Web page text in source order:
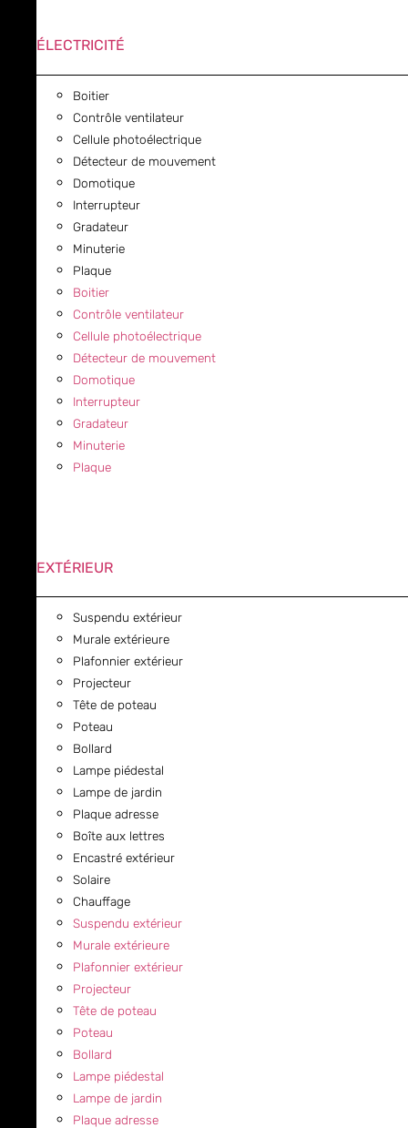
ÉLECTRICITÉ
Boitier
Contrôle ventilateur
Cellule photoélectrique
Détecteur de mouvement
Domotique
Interrupteur
Gradateur
Minuterie
Plaque
Boitier
Contrôle ventilateur
Cellule photoélectrique
Détecteur de mouvement
Domotique
Interrupteur
Gradateur
Minuterie
Plaque
EXTÉRIEUR
Suspendu extérieur
Murale extérieure
Plafonnier extérieur
Projecteur
Tête de poteau
Poteau
Bollard
Lampe piédestal
Lampe de jardin
Plaque adresse
Boîte aux lettres
Encastré extérieur
Solaire
Chauffage
Suspendu extérieur
Murale extérieure
Plafonnier extérieur
Projecteur
Tête de poteau
Poteau
Bollard
Lampe piédestal
Lampe de jardin
Plaque adresse